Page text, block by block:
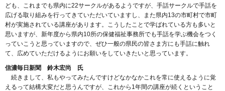
ども、これまでも県内に22サークルがあるようですが、手話サークルで手話を
広げる取り組みを行ってきていただいていますし、また県内13の市町村で市町
村が実施されている講座があります。こうしたことで学ばれている方も多いと
思いますが、新年度から県内10所の保健福祉事務所でも手話を学ぶ機会をつく
っていこうと思っていますので、ぜひ一般の県民の皆さま方にも手話に触れ
て、広めていただけるようにお願いをしていきたいと思っています。
信濃毎日新聞 鈴木宏尚 氏
続きまして、私もやってみたんですけどなかなかこれを常に使えるように覚
えるって結構大変だと思うんですが、これから1年間の講座が続くということ